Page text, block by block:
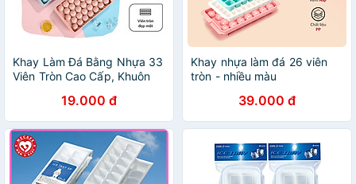
Khay Làm Đá Bằng Nhựa 33
Viên Tròn Cao Cấp, Khuôn
Nắp Đậy - Chính hãng
MINIIN (Giao màu ngẫu
nhiên)
19.000 đ
Khay nhựa làm đá 26 viên
tròn - nhiều màu
39.000 đ